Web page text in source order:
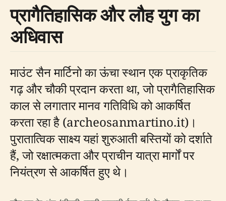
प्रागैतिहासिक और लौह युग का
अधिवास
माउंट सैन मार्टिनो का ऊंचा स्थान एक प्राकृतिक
गढ़ और चौकी प्रदान करता था, जो प्रागैतिहासिक
काल से लगातार मानव गतिविधि को आकर्षित
करता रहा है (archeosanmartino.it)।
पुरातात्विक साक्ष्य यहां शुरुआती बस्तियों को दर्शाते
हैं, जो रक्षात्मकता और प्राचीन यात्रा मार्गों पर
नियंत्रण से आकर्षित हुए थे।